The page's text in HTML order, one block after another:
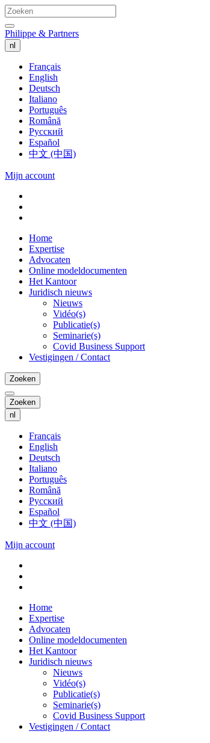
Philippe & Partners
nl
Français
English
Deutsch
Italiano
Português
Română
Русский
Español
中文 (中国)
Mijn account
Home
Expertise
Advocaten
Online modeldocumenten
Het Kantoor
Juridisch nieuws
Nieuws
Vidéo(s)
Publicatie(s)
Seminarie(s)
Covid Business Support
Vestigingen / Contact
Zoeken
Zoeken
nl
Français
English
Deutsch
Italiano
Português
Română
Русский
Español
中文 (中国)
Mijn account
Home
Expertise
Advocaten
Online modeldocumenten
Het Kantoor
Juridisch nieuws
Nieuws
Vidéo(s)
Publicatie(s)
Seminarie(s)
Covid Business Support
Vestigingen / Contact